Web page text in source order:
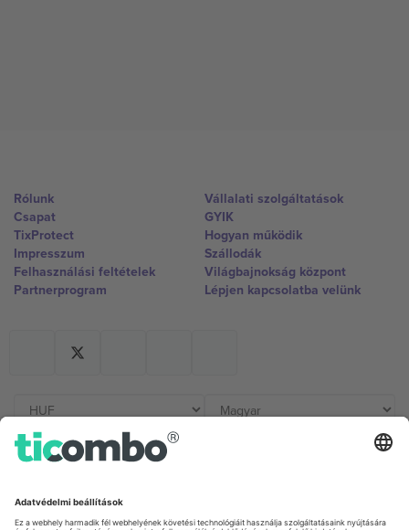
Rólunk
Csapat
TixProtect
Impresszum
Felhasználási feltételek
Partnerprogram
Vállalati szolgáltatások
GYIK
Hogyan működik
Szállodák
Világbajnokság központ
Lépjen kapcsolatba velünk
Germany
United Kingdom